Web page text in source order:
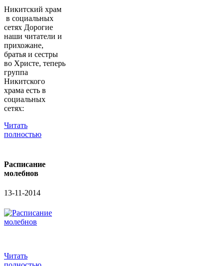
Никитский храм
в социальных
сетях Дорогие
наши читатели и
прихожане,
братья и сестры
во Христе, теперь
группа
Никитского
храма есть в
социальных
сетях:
Читать
полностью
Расписание
молебнов
13-11-2014
Читать